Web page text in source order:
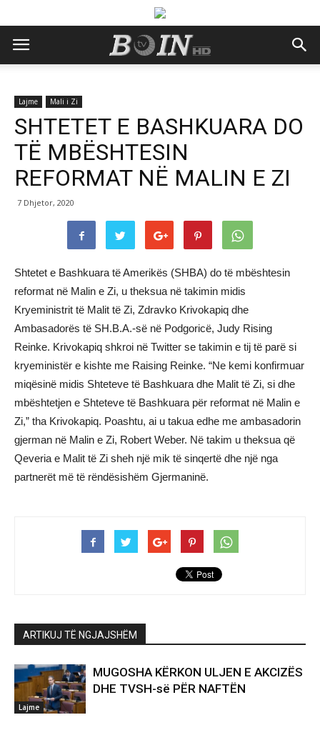
Lajme Mali i Zi
SHTETET E BASHKUARA DO
TË MBËSHTESIN
REFORMAT NË MALIN E ZI
7 Dhjetor, 2020
Shtetet e Bashkuara të Amerikës (SHBA) do të mbështesin
reformat në Malin e Zi, u theksua në takimin midis
Kryeministrit të Malit të Zi, Zdravko Krivokapiq dhe
Ambasadorës të SH.B.A.-së në Podgoricë, Judy Rising
Reinke. Krivokapiq shkroi në Twitter se takimin e tij të parë si
kryeministër e kishte me Raising Reinke. “Ne kemi konfirmuar
miqësinë midis Shteteve të Bashkuara dhe Malit të Zi, si dhe
mbështetjen e Shteteve të Bashkuara për reformat në Malin e
Zi,” tha Krivokapiq. Poashtu, ai u takua edhe me ambasadorin
gjerman në Malin e Zi, Robert Weber. Në takim u theksua që
Qeveria e Malit të Zi sheh një mik të sinqertë dhe një nga
partnerët më të rëndësishëm Gjermaninë.
ARTIKUJ TË NGJAJSHËM
Lajme
MUGOSHA KËRKON ULJEN E AKCIZËS
DHE TVSH-së PËR NAFTËN